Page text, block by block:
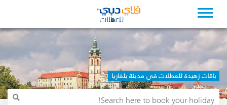
باقات زهيدة للعطلات في مدينة بلغاريا